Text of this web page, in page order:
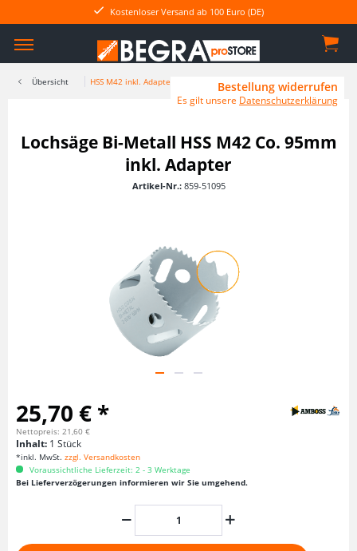
Kostenloser Versand ab 100 Euro (DE)
Übersicht HSS M42 inkl. Adapter
Lochsäge Bi-Metall HSS M42 Co. 95mm
inkl. Adapter
Artikel-Nr.: 859-51095
25,70 € *
Nettopreis: 21,60 €
Inhalt: 1 Stück
*inkl. MwSt. zzgl. Versandkosten
Voraussichtliche Lieferzeit: 2 - 3 Werktage
Bei Lieferverzögerungen informieren wir Sie umgehend.
Bestellung widerrufen
Es gilt unsere Datenschutzerklärung